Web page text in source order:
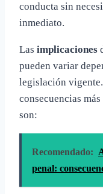
conducta sin
inmediato.
Las implicaciones
pueden variar
legislación
consecuencias
son:
Recomendado:
penal: